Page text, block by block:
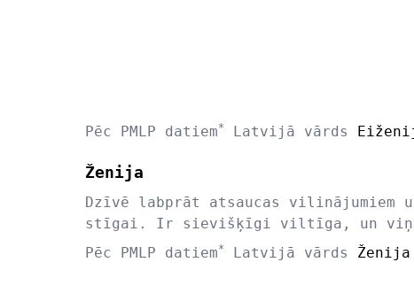
Pēc PMLP datiem* Latvijā vārds
Ženija
Dzīvē labprāt atsaucas vilinājumiem
stīgai. Ir sievišķīgi viltīga, un viņai
Pēc PMLP datiem* Latvijā vārds Ženija